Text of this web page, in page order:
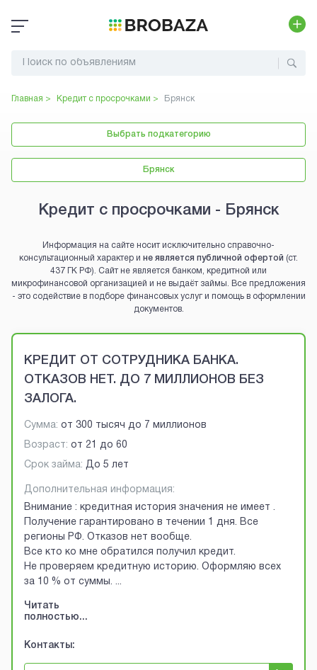
Главная > Кредит с просрочками > Брянск
Выбрать подкатегорию
Брянск
Кредит с просрочками - Брянск
Информация на сайте носит исключительно справочно-
консультационный характер и не является публичной офертой (ст.
437 ГК РФ). Сайт не является банком, кредитной или
микрофинансовой организацией и не выдаёт займы. Все предложения
- это содействие в подборе финансовых услуг и помощь в оформлении
документов.
Brobaza - VIP-объявления
КРЕДИТ ОТ СОТРУДНИКА БАНКА.
ОТКАЗОВ НЕТ. ДО 7 МИЛЛИОНОВ БЕЗ
ЗАЛОГА.
Сумма: от 300 тысяч до 7 миллионов
Возраст: от 21 до 60
Срок займа: До 5 лет
Дополнительная информация:
Внимание : кредитная история значения не имеет .
Получение гарантировано в течении 1 дня. Все
регионы РФ. Отказов нет вообще.
Все кто ко мне обратился получил кредит.
Не проверяем кредитную историю. Оформляю всех
за 10 % от суммы. ...
Читать
полностью...
Контакты: